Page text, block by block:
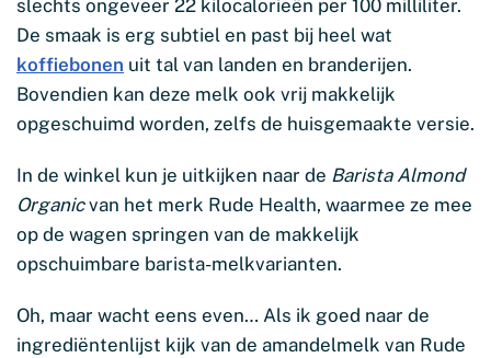
slechts ongeveer 22 kilocalorieën per 100 milliliter.
De smaak is erg subtiel en past bij heel wat
koffiebonen uit tal van landen en branderijen.
Bovendien kan deze melk ook vrij makkelijk
opgeschuimd worden, zelfs de huisgemaakte versie.
In de winkel kun je uitkijken naar de Barista Almond
Organicvan het merk Rude Health, waarmee ze mee
op de wagen springen van de makkelijk
opschuimbare barista-melkvarianten.
Oh, maar wacht eens even… Als ik goed naar de
ingrediëntenlijst kijk van de amandelmelk van Rude